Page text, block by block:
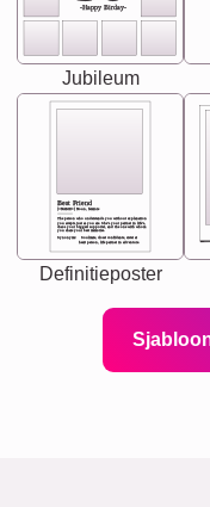
-Happy Birday-
Jubileum
Best Friend
[<NAME>] Noun, feminie
Synonyms: Soulmate, closet confidante, sister at
heart person, life partner in adventure.
The person who understands you without explanation
you accepts just as you are. She's your partner in life's,
chaos your biggest supporter, and the one with whom
you share your best memories.
Definitieposter